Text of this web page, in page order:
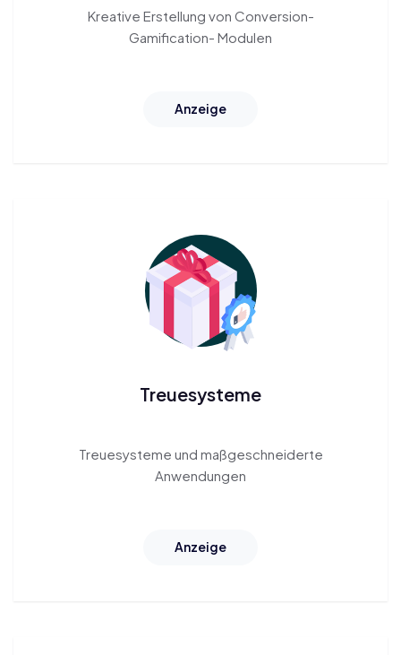
Kreative Erstellung von Conversion-
Gamification- Modulen
Anzeige
Treuesysteme
Treuesysteme und maßgeschneiderte
Anwendungen
Anzeige